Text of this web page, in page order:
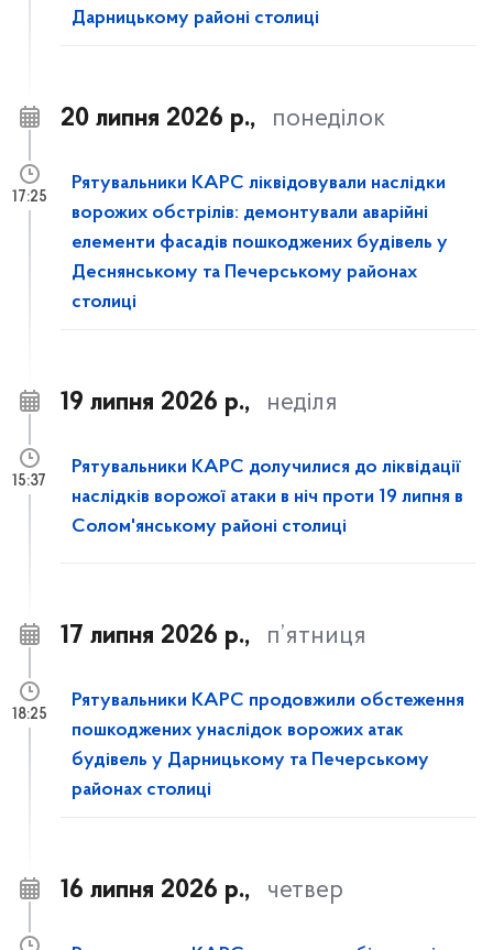
Дарницькому районі столиці
20 липня 2026 р., понеділок
Рятувальники КАРС ліквідовували наслідки
ворожих обстрілів: демонтували аварійні
елементи фасадів пошкоджених будівель у
Деснянському та Печерському районах
столиці
17:25
19 липня 2026 р., неділя
Рятувальники КАРС долучилися до ліквідації
наслідків ворожої атаки в ніч проти 19 липня в
Солом'янському районі столиці
15:37
17 липня 2026 р., п’ятниця
Рятувальники КАРС продовжили обстеження
пошкоджених унаслідок ворожих атак
будівель у Дарницькому та Печерському
районах столиці
18:25
16 липня 2026 р., четвер